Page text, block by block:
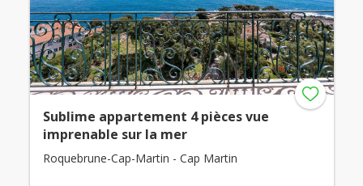
Sublime appartement 4 pièces vue
imprenable sur la mer
Roquebrune-Cap-Martin - Cap Martin